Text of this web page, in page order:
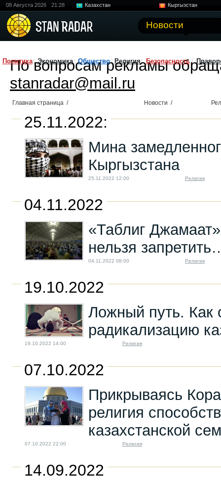
08 Августа 2026 21:28 Казахстан
Кыргызстан
Новости
Политика Экономика Общество Религия Безопасность
По вопросам рекламы
stanradar@mail.ru
Главная страница / Новости /
25.11.2022:
Мина
Кыргызстана
25.11.2022 12:00 Религия
04.11.2022
«Таблиг
нельзя
04.11.2022 08:00 Религия
19.10.2022
Ложный путь. Как
радикализацию
19.10.2022 14:00 Религия
07.10.2022
Прикрываясь
религия
казахстанской
07.10.2022 22:00 Религия
14.09.2022